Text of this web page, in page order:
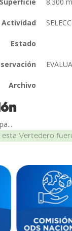
Actividad
Estado
Archivo
esta Vertedero